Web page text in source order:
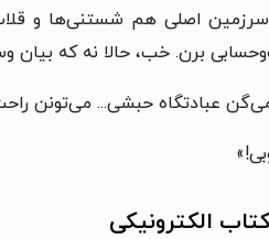
اصلی هم شستنی‌ها و
برن. خب، حالا نه که بیان
عبادتگاه حبشی... می‌تونن
الکترونیکی